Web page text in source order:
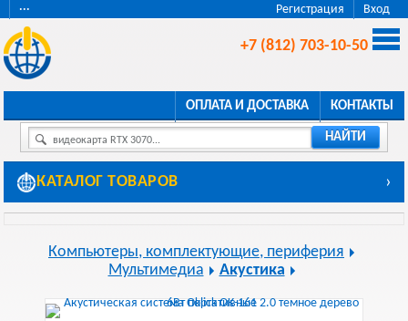
Регистрация Вход
···
+7 (812) 703-10-50
ОПЛАТА И ДОСТАВКА КОНТАКТЫ
видеокарта RTX 3070... НАЙТИ
КАТАЛОГ ТОВАРОВ ›
Компьютеры, комплектующие, периферия
Мультимедиа
Акустика